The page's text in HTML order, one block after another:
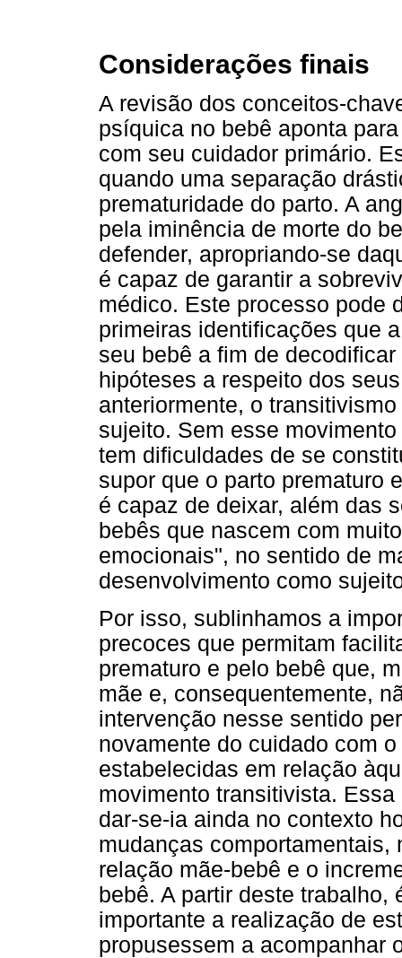
Considerações finais
A revisão dos conceitos-
psíquica no bebê aponta
com seu cuidador primário.
quando uma separação
prematuridade do parto. A
pela iminência de morte do
defender, apropriando-se
é capaz de garantir a
médico. Este processo pode
primeiras identificações que
seu bebê a fim de
hipóteses a respeito dos
anteriormente, o
sujeito. Sem esse
tem dificuldades de se
supor que o parto prematuro
é capaz de deixar, além das
bebês que nascem com
emocionais", no sentido de
desenvolvimento como
Por isso, sublinhamos a
precoces que permitam
prematuro e pelo bebê que,
mãe e, consequentemente,
intervenção nesse sentido
novamente do cuidado com
estabelecidas em relação
movimento transitivista.
dar-se-ia ainda no contexto
mudanças comportamentais,
relação mãe-bebê e o
bebê. A partir deste
importante a realização de
propusessem a acompanhar